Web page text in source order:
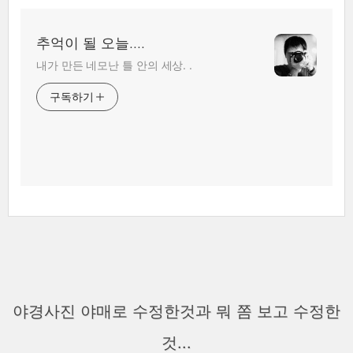
추억이 될 오늘....
내가 만든 네모난 틀 안의 세상. .
구독하기
야경사진 야매로 수정한것과 뭐 쫌 보고 수정한
것...